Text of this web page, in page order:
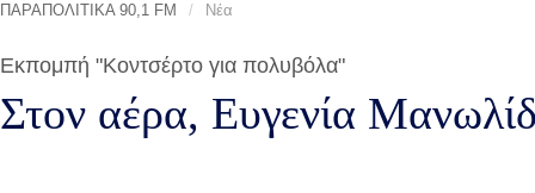
ΠΑΡΑΠΟΛΙΤΙΚΑ 90,1 FM / Νέα
Εκπομπή "Κοντσέρτο για πολυβόλα"
Στον αέρα, Ευγενία